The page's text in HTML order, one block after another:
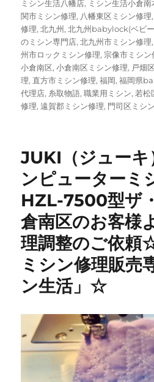
ミシン生活八幡店, ミシン生活小倉南
関市ミシン修理, 八幡東区ミシン修理,
修理,北九州,北九州babylock(ベビ
のミシン専門店,北九州市ミシン修理
州市ロックミシン修理, 宗像市ミシン
小倉南区,小倉南区ミシン修理, 戸畑
理, 直方市ミシン修理,福岡,福岡県
代理店, 糸取物語,職業用ミシン, 若松
修理,遠賀郡ミシン修理, 門司区ミシ
JUKI（ジューキ
ンピューターミ
HZL-7500型ザ
倉南区のお客様
理調整のご依頼
ミシン修理販売
ン生活」☆